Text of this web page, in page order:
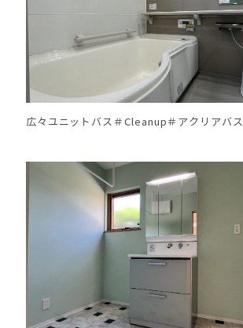
広々ユニットバス＃Cleanup＃アクリアバス